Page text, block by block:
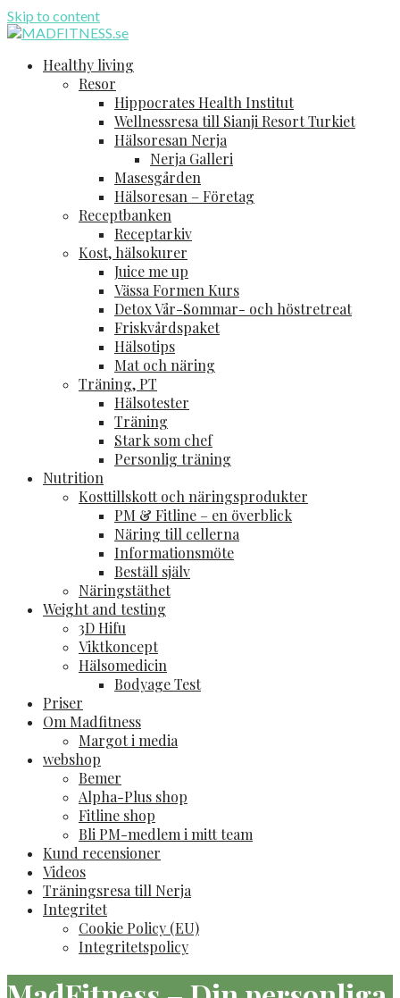
Skip to content
Healthy living
Resor
Hippocrates Health Institut
Wellnessresa till Sianji Resort Turkiet
Hälsoresan Nerja
Nerja Galleri
Masesgården
Hälsoresan – Företag
Receptbanken
Receptarkiv
Kost, hälsokurer
Juice me up
Vässa Formen Kurs
Detox Vår-Sommar- och höstretreat
Friskvårdspaket
Hälsotips
Mat och näring
Träning, PT
Hälsotester
Träning
Stark som chef
Personlig träning
Nutrition
Kosttillskott och näringsprodukter
PM & Fitline – en överblick
Näring till cellerna
Informationsmöte
Beställ själv
Näringstäthet
Weight and testing
3D Hifu
Viktkoncept
Hälsomedicin
Bodyage Test
Priser
Om Madfitness
Margot i media
webshop
Bemer
Alpha-Plus shop
Fitline shop
Bli PM-medlem i mitt team
Kund recensioner
Videos
Träningsresa till Nerja
Integritet
Cookie Policy (EU)
Integritetspolicy